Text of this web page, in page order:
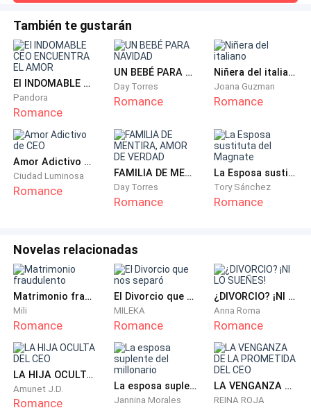
Los muslos de Elena se apretaron involuntariamente.
Ya estaba mojada. Joder.
Él deslizó un grueso contrato sobre la mesa. Ella lo
leyó despacio, con el pulso rugiendo en sus oídos. El
lenguaje era explícito: inspección diaria de sus
agujeros, servicio oral obligatorio, control de
orgasmos, azotes, bondage, exposición pública si él lo
decidía, creampies, folladas de garganta,
entrenamiento anal… nada quedaba a la imaginación.
Damien la observó firmar, luego tomó el documento y
lo apartó.
—Buena chica. Ahora levántate y desnúdate.
Elena contuvo la respiración.
—¿Aquí? ¿Ahora mismo?
dio un paso al frente y le sujetó un collar de cuero más
grueso alrededor del cuello con dos pesadas argollas. —
Esta noche te llevaremos más lejos —dijo, con voz ronca—.
Queremos oírte suplicar como la pequeña mascota
desesperada en la que te estás convirtiendo para
nosotras.Comenzaron
También te gustarán
El INDOMABLE CEO ENCUENTRA EL AMOR
Pandora
Romance
UN BEBÉ PARA NAVIDAD
Day Torres
Romance
Niñera del italiano
Joana Guzman
Romance
Amor Adictivo de CEO
Ciudad Luminosa
Romance
FAMILIA DE MENTIRA, AMOR DE VERDAD
Day Torres
Romance
La Esposa sustituta del Magnate
Tory Sánchez
Romance
Novelas relacionadas
Matrimonio fraudulento
Mili
Romance
El Divorcio que nos separó
MILEKA
Romance
¿DIVORCIO? ¡NI LO SUEÑES!
Anna Roma
Romance
LA HIJA OCULTA DEL CEO
Amunet J.D.
Romance
La esposa suplente del millonario
Jannina Morales
LA VENGANZA DE LA PROMETIDA DEL CEO
REINA ROJA